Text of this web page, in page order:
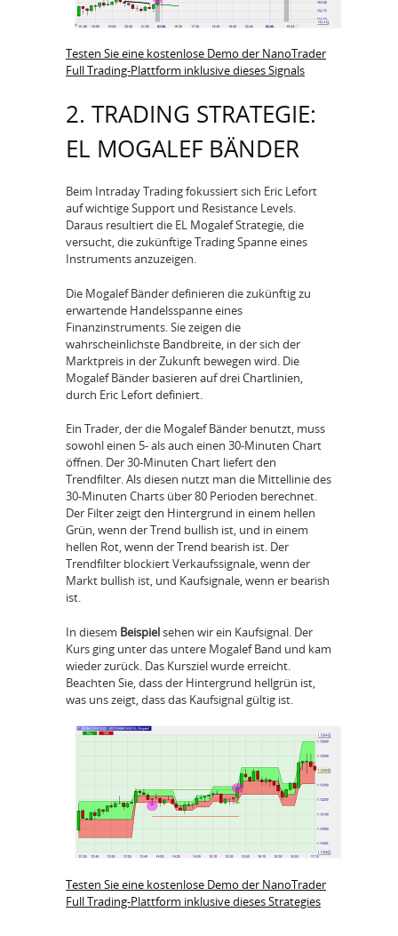
Testen Sie eine kostenlose Demo der NanoTrader
Full Trading-Plattform inklusive dieses Signals
2. TRADING STRATEGIE:
EL MOGALEF BÄNDER
Beim Intraday Trading fokussiert sich Eric Lefort
auf wichtige Support und Resistance Levels.
Daraus resultiert die EL Mogalef Strategie, die
versucht, die zukünftige Trading Spanne eines
Instruments anzuzeigen.
Die Mogalef Bänder definieren die zukünftig zu
erwartende Handelsspanne eines
Finanzinstruments. Sie zeigen die
wahrscheinlichste Bandbreite, in der sich der
Marktpreis in der Zukunft bewegen wird. Die
Mogalef Bänder basieren auf drei Chartlinien,
durch Eric Lefort definiert.
Ein Trader, der die Mogalef Bänder benutzt, muss
sowohl einen 5- als auch einen 30-Minuten Chart
öffnen. Der 30-Minuten Chart liefert den
Trendfilter. Als diesen nutzt man die Mittellinie des
30-Minuten Charts über 80 Perioden berechnet.
Der Filter zeigt den Hintergrund in einem hellen
Grün, wenn der Trend bullish ist, und in einem
hellen Rot, wenn der Trend bearish ist. Der
Trendfilter blockiert Verkaufssignale, wenn der
Markt bullish ist, und Kaufsignale, wenn er bearish
ist.
In diesem Beispielsehen wir ein Kaufsignal. Der
Kurs ging unter das untere Mogalef Band und kam
wieder zurück. Das Kursziel wurde erreicht.
Beachten Sie, dass der Hintergrund hellgrün ist,
was uns zeigt, dass das Kaufsignal gültig ist.
Testen Sie eine kostenlose Demo der NanoTrader
Full Trading-Plattform inklusive dieses Strategies